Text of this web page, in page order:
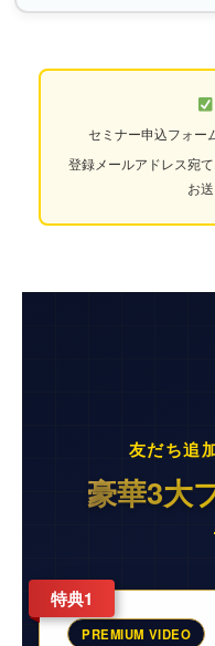
セミナー申込フォー
登録メールアドレス宛て
お
友だち追
豪華3大
特典1
PREMIUM VIDEO